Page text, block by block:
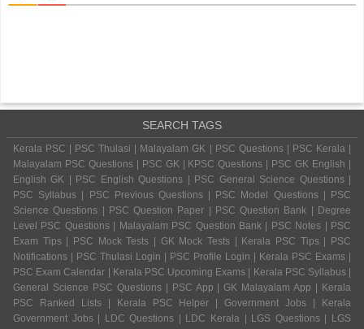
SEARCH TAGS
Kerala PSC | PSC Thulasi | Malayalam GK | PSC Questions | PSC Kerala |
Malayalam PSC Questions | PSC GK | KPSC Questions | PSC GK English |
English GK | PSC English Questions | PSC General Science Questions |
PSC Syllabus | PSC Previous Questions | PSC Model Questions | PSC
Science Questions | PSC Question Paper | PSC Question Bank | Degree
Level PSC Questions | Malayalam PSC Question Bank | PSC Notes | PSC
Exam Tips | PSC Mock Tests | GK Mock Tests | Kerala PSC Tips | PSC
Notifications | PSC Thulasi Login | PSC Profile Login | Kerala PSC Exams |
PSC Exam Calendar | Kerala PSC Upcoming Exams | Kerala PSC Syllabus |
General Science PSC Questions | PSC App | GK Malayalam App | Kerala
PSC Ranked Lists | Kerala PSC Helper | Government Jobs | Kerala
Government Jobs | LDC Questions | LDC Kerala | LGS Questions | LGS